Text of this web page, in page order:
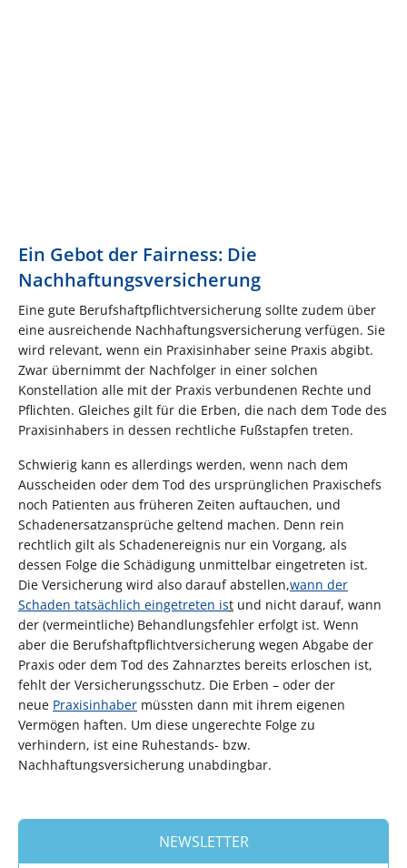
Ein Gebot der Fairness: Die
Nachhaftungsversicherung
Eine gute Berufshaftpflichtversicherung sollte zudem über
eine ausreichende Nachhaftungsversicherung verfügen. Sie
wird relevant, wenn ein Praxisinhaber seine Praxis abgibt.
Zwar übernimmt der Nachfolger in einer solchen
Konstellation alle mit der Praxis verbundenen Rechte und
Pflichten. Gleiches gilt für die Erben, die nach dem Tode des
Praxisinhabers in dessen rechtliche Fußstapfen treten.
Schwierig kann es allerdings werden, wenn nach dem
Ausscheiden oder dem Tod des ursprünglichen Praxischefs
noch Patienten aus früheren Zeiten auftauchen, und
Schadenersatzansprüche geltend machen. Denn rein
rechtlich gilt als Schadenereignis nur ein Vorgang, als
dessen Folge die Schädigung unmittelbar eingetreten ist.
Die Versicherung wird also darauf abstellen,wann der
Schaden tatsächlich eingetreten ist und nicht darauf, wann
der (vermeintliche) Behandlungsfehler erfolgt ist. Wenn
aber die Berufshaftpflichtversicherung wegen Abgabe der
Praxis oder dem Tod des Zahnarztes bereits erloschen ist,
fehlt der Versicherungsschutz. Die Erben – oder der
neue Praxisinhaber müssten dann mit ihrem eigenen
Vermögen haften. Um diese ungerechte Folge zu
verhindern, ist eine Ruhestands- bzw.
Nachhaftungsversicherung unabdingbar.
NEWSLETTER